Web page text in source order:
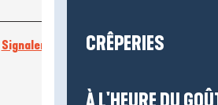
CRÊPERIES
Signaler une erreur